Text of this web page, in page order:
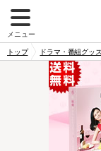
メニュー
トップ ドラマ・番組グッ